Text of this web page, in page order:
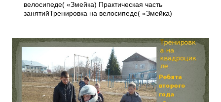
велосипеде( «Змейка) Практическая часть
занятийТренировка на велосипеде( «Змейка)